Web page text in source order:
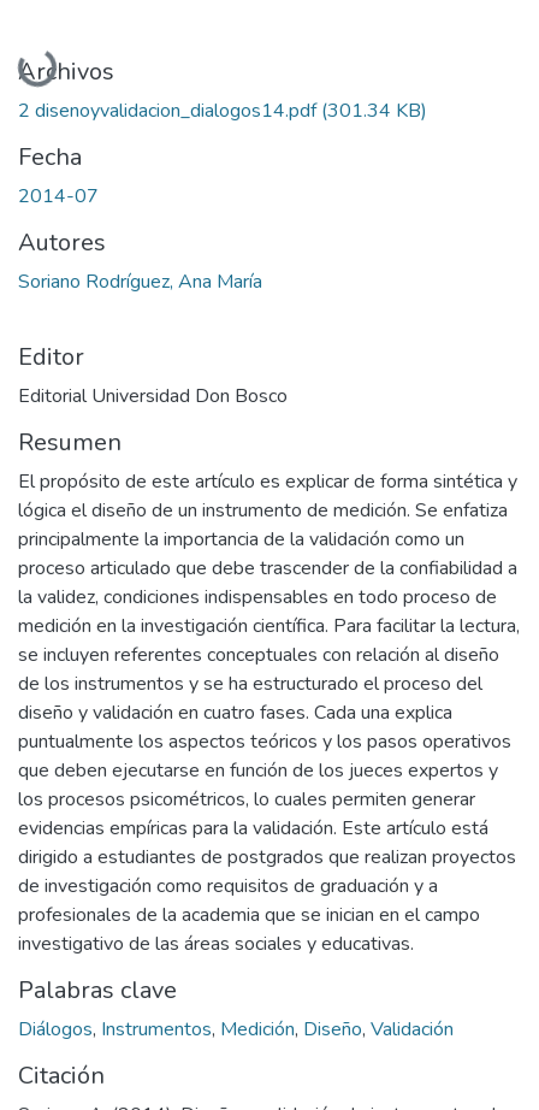
Cargando...
Archivos
2 disenoyvalidacion_dialogos14.pdf(301.34 KB)
Fecha
2014-07
Autores
Soriano Rodríguez, Ana María
Editor
Editorial Universidad Don Bosco
Resumen
El propósito de este artículo es explicar de forma sintética y
lógica el diseño de un instrumento de medición. Se enfatiza
principalmente la importancia de la validación como un
proceso articulado que debe trascender de la confiabilidad a
la validez, condiciones indispensables en todo proceso de
medición en la investigación científica. Para facilitar la lectura,
se incluyen referentes conceptuales con relación al diseño
de los instrumentos y se ha estructurado el proceso del
diseño y validación en cuatro fases. Cada una explica
puntualmente los aspectos teóricos y los pasos operativos
que deben ejecutarse en función de los jueces expertos y
los procesos psicométricos, lo cuales permiten generar
evidencias empíricas para la validación. Este artículo está
dirigido a estudiantes de postgrados que realizan proyectos
de investigación como requisitos de graduación y a
profesionales de la academia que se inician en el campo
investigativo de las áreas sociales y educativas.
Palabras clave
Diálogos, Instrumentos, Medición, Diseño, Validación
Citación